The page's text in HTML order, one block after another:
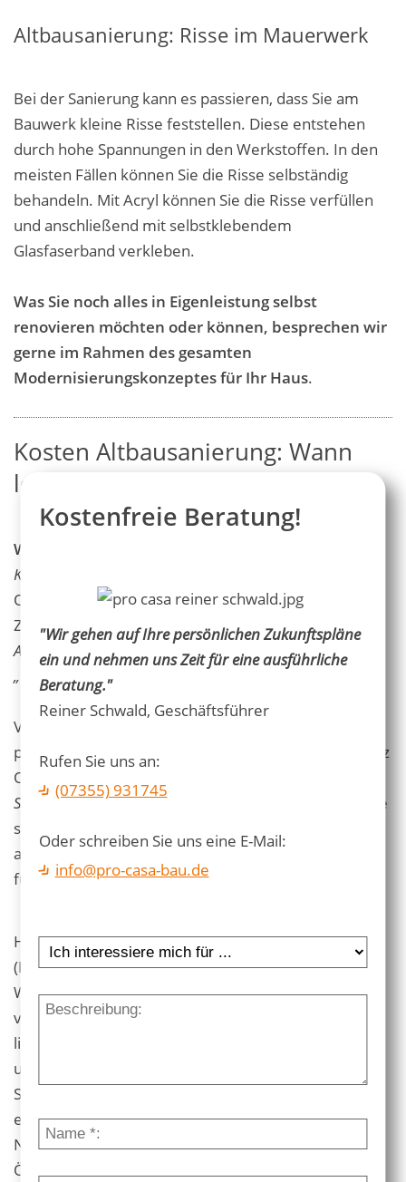
Altbausanierung: Risse im Mauerwerk
Bei der Sanierung kann es passieren, dass Sie am
Bauwerk kleine Risse feststellen. Diese entstehen
durch hohe Spannungen in den Werkstoffen. In den
meisten Fällen können Sie die Risse selbständig
behandeln. Mit Acryl können Sie die Risse verfüllen
und anschließend mit selbstklebendem
Glasfaserband verkleben.
Was Sie noch alles in Eigenleistung selbst
renovieren möchten oder können, besprechen wir
gerne im Rahmen des gesamten
Modernisierungskonzeptes für Ihr Haus.
Kosten Altbausanierung: Wann
lohnt sich Altbausanierung?
Was kostet Altbausanierung?
Kosten
Ohne fachkundige Hausbegehung und Prüfung des
Zustandes ist keine Kalkulation der
Baukosten einer
Altbausanierung
möglich. Das gilt auch für die Frage
„ Wie lange dauert eine Altbausanierung ?“
Vereinbaren Sie ein Beratungsgespräch mit unseren
pro casa Bauberatern in der Region Ehingen und ganz
Oberschwaben, um zu erfahren, was beim
Sanieren für Kostenauf Sie zukommen. So können Sie
sowohl mögliche Eigenleistungen besser einschätzen
als auch die Finanzierung der Altbausanierung
fundiert planen.
Hier kann man gut leben und wohnen: Ehingen
(Donau) ist eine Stadt im Südosten Baden-
Württembergs, die etwa 23 Kilometer südwestlich
von Ulm und 67 Kilometer südöstlich von Stuttgart
liegt. Sie ist die größte Stadt des Alb-Donau-Kreises
und Mittelzentrum für die umliegenden Gemeinden.
Seit 1. Januar 1974 ist Ehingen Große Kreisstadt (die
einzige im Alb-Donau-Kreis). Mit den
Nachbargemeinden Griesingen, Oberdischingen und
Öpfingen ist die Stadt eine Vereinbarte
Kostenfreie Beratung!
"Wir gehen auf Ihre persönlichen Zukunftspläne
ein und nehmen uns Zeit für eine ausführliche
Beratung."
Reiner Schwald, Geschäftsführer
Rufen Sie uns an:
(07355) 931745
Oder schreiben Sie uns eine E-Mail:
info@pro-casa-bau.de